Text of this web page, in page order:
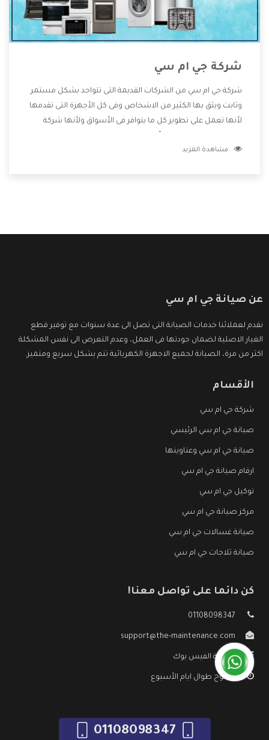
شركة جي ام سي
شركة جي ام سي من الشركات القديمة التى تتواجد بشكل مستمر
وثابت ويثق بها الكثير من الاشخاص وفى كل الأجهزة التى تقدمها
لأنها تعمل على تطوير كل ما يتوافر فى الأسواق ولأنها شركة
وتقدم للعملاء أقوى العروض والخصومات التى تسهل على
مشاهدة المزيد
عن صيانة جي ام سي
نقدم لعملائنا خدمات الصيانة التى تصل الى عدة سنوات مع توفير قطع
الغيار الاصلية لضمان جودتها فى العمل، وعدم التعرض الى نفس المشكلة
اكثر من مرة، الصيانة لجميع الاجهزة الكهربائية تتم بشكل سريع ومتميز.
الأقسام
شركة جي ام سي
صيانة جي ام سي الرئيسي
صيانة جي ام سي وعناوينها
ارقام صيانة جي ام سي
توكيل جي ام سي
مركز صيانة جي ام سي
صيانة غسالات جي ام سي
صيانة ثلاجات جي ام سي
كن دائما على تواصل معنا!
01108098347
support@the-maintenance.com
صفحة الفيس بوك
مفتوح طوال ايام الأسبوع
01108098347